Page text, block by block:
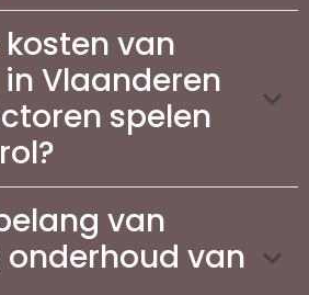
van
Vlaanderen
spelen
van
van